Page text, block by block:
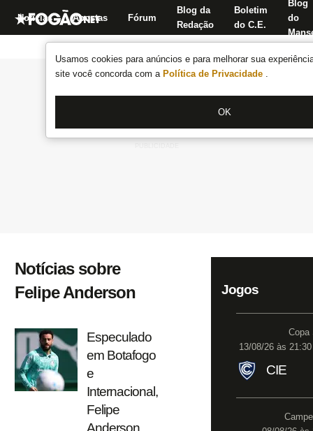
Usamos cookies para anúncios e para melhorar sua
site você concorda com a Política de Privacidade .
OK
Notícias Apostas Fórum
Blog da
Redação
Boletim
do C.E.
Blog
do
Notícias sobre
Felipe Anderson
Especulado
em Botafogo
e
Internacional,
Felipe
Anderson
Jogos
Copa
13/08/26 às
CIE